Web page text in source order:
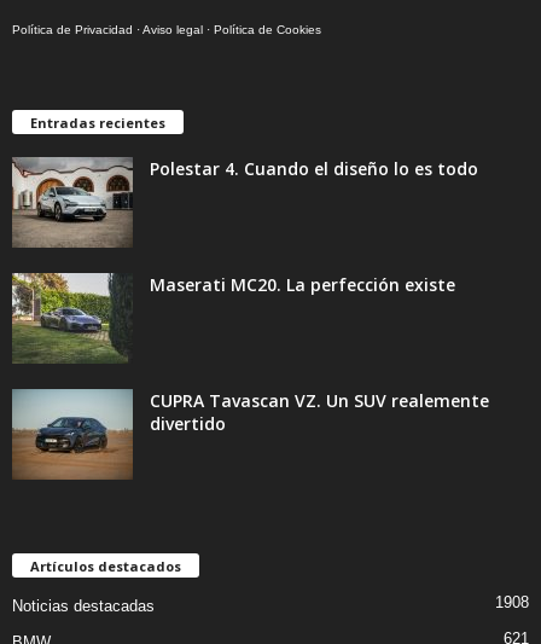
Política de Privacidad ·Aviso legal · Política de Cookies
Entradas recientes
Polestar 4. Cuando el diseño lo es todo
Maserati MC20. La perfección existe
CUPRA Tavascan VZ. Un SUV realemente
divertido
Artículos destacados
Noticias destacadas 1908
621